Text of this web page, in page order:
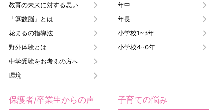
教育の未来に対する思い
「算数脳」とは
花まるの指導法
野外体験とは
中学受験をお考えの方へ
環境
年中
年長
小学校1~3年
小学校4~6年
保護者/卒業生からの声 子育ての悩み